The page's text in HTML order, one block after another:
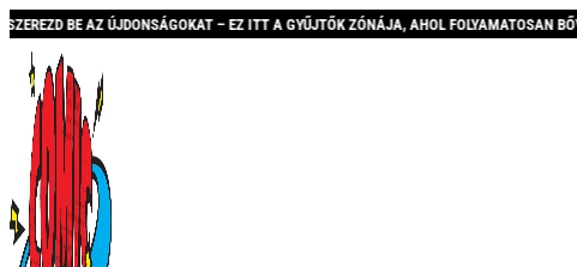
– EZ ITT A GYŰJTŐK ZÓNÁJA, AHOL FOLYAMATOSAN BŐVÜLŐ